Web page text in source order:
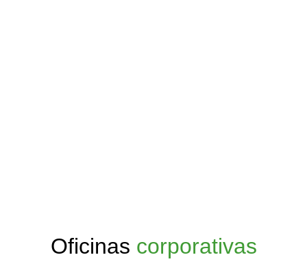
Oficinas corporativas